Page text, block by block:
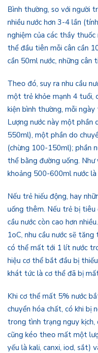
Bình thường, so với người
nhiều nước hơn 3-4 lần
nghiệm của các thầy
thể đầu tiên mỗi cân cần
cần 50ml nước, những cân
Theo đó, suy ra nhu cầu
một trẻ khỏe mạnh 4 tuổi,
kiện bình thường, mỗi
Lượng nước này một phần
550ml), một phần do
(chừng 100-150ml); phần
thể bằng đường uống.
khoảng 500-600ml nước là
Nếu trẻ hiếu động, hay
uống thêm. Nếu trẻ bị
cầu nước còn cao hơn
1oC, nhu cầu nước sẽ
có thể mất tới 1 lít nước
hiệu cơ thể bắt đầu bị
khát tức là cơ thể đã bị
Khi cơ thể mất 5% nước
chuyển hóa chất, có khi bị
trong tình trạng nguy
cũng kéo theo mất một
yếu là kali, canxi, iod, sắt)